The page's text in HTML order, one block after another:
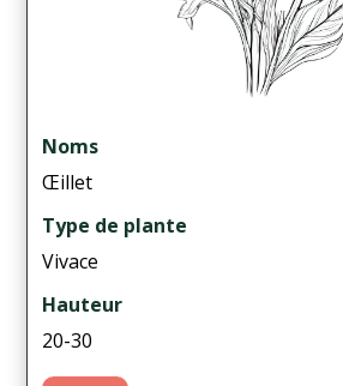
Noms
Œillet
Type de plante
Vivace
Hauteur
20-30